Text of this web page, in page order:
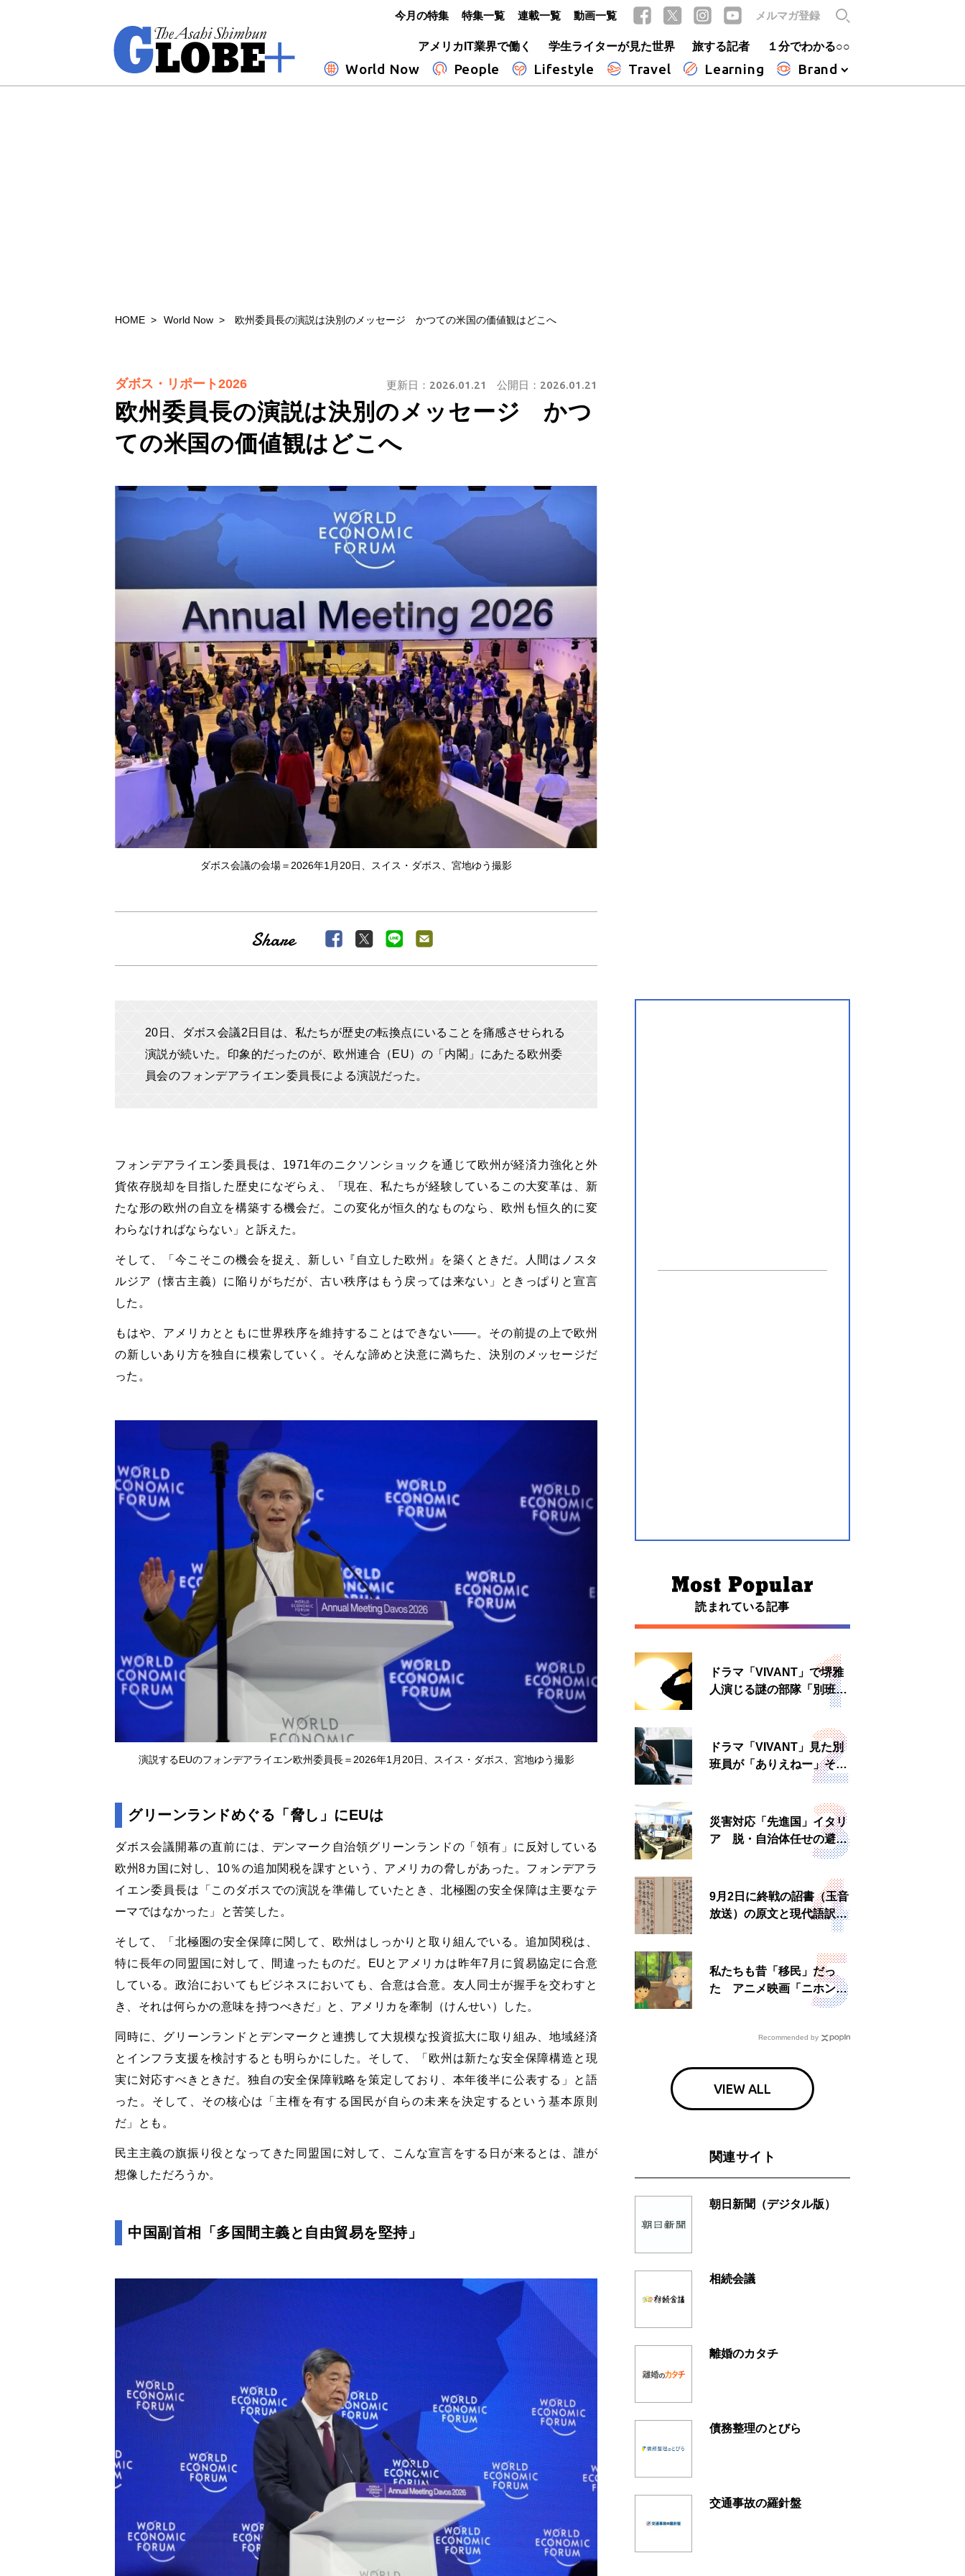
アメリカIT業界で働く
学生ライターが見た世界 旅する記者 １分でわかる○○
World Now People Lifestyle Travel Learning Brand
今月の特集 特集一覧 連載一覧 動画一覧 メルマガ登録
HOME World Now 欧州委員長の演説は決別のメッセージ かつての米国の価値観はどこへ
欧州委員長の演説は決別のメッセージ かつ
ての米国の価値観はどこへ
ダボス・リポート2026 更新日： 2026.01.21 公開日： 2026.01.21
ダボス会議の会場＝2026年1月20日、スイス・ダボス、宮地ゆう撮影
20日、ダボス会議2日目は、私たちが歴史の転換点にいることを痛感させられる
演説が続いた。印象的だったのが、欧州連合（EU）の「内閣」にあたる欧州委
員会のフォンデアライエン委員長による演説だった。
フォンデアライエン委員長は、1971年のニクソンショックを通じて欧州が経済力強化と外
貨依存脱却を目指した歴史になぞらえ、「現在、私たちが経験しているこの大変革は、新
たな形の欧州の自立を構築する機会だ。この変化が恒久的なものなら、欧州も恒久的に変
わらなければならない」と訴えた。
そして、「今こそこの機会を捉え、新しい『自立した欧州』を築くときだ。人間はノスタ
ルジア（懐古主義）に陥りがちだが、古い秩序はもう戻っては来ない」ときっぱりと宣言
した。
もはや、アメリカとともに世界秩序を維持することはできない――。その前提の上で欧州
の新しいあり方を独自に模索していく。そんな諦めと決意に満ちた、決別のメッセージだ
った。
演説するEUのフォンデアライエン欧州委員長＝2026年1月20日、スイス・ダボス、宮地ゆう撮影
グリーンランドめぐる「脅し」にEUは
ダボス会議開幕の直前には、デンマーク自治領グリーンランドの「領有」に反対している
欧州8カ国に対し、10％の追加関税を課すという、アメリカの脅しがあった。フォンデアラ
イエン委員長は「このダボスでの演説を準備していたとき、北極圏の安全保障は主要なテ
ーマではなかった」と苦笑した。
そして、「北極圏の安全保障に関して、欧州はしっかりと取り組んでいる。追加関税は、
特に長年の同盟国に対して、間違ったものだ。EUとアメリカは昨年7月に貿易協定に合意
している。政治においてもビジネスにおいても、合意は合意。友人同士が握手を交わすと
き、それは何らかの意味を持つべきだ」と、アメリカを牽制（けんせい）した。
同時に、グリーンランドとデンマークと連携して大規模な投資拡大に取り組み、地域経済
とインフラ支援を検討するとも明らかにした。そして、「欧州は新たな安全保障構造と現
実に対応すべきときだ。独自の安全保障戦略を策定しており、本年後半に公表する」と語
った。そして、その核心は「主権を有する国民が自らの未来を決定するという基本原則
だ」とも。
民主主義の旗振り役となってきた同盟国に対して、こんな宣言をする日が来るとは、誰が
想像しただろうか。
中国副首相「多国間主義と自由貿易を堅持」
読まれている記事
ドラマ「VIVANT」で堺雅
人演じる謎の部隊「別班」
は実在する？内情知る人物
ドラマ「VIVANT」見た別
班員が「ありえねー」その
理由とは 非公然組織ゆえ
災害対応「先進国」イタリ
ア 脱・自治体任せの避難
所運営、被災者への温かい
9月2日に終戦の詔書（玉音
放送）の原文と現代語訳を
読む もう一つの「終戦の
私たちも昔「移民」だっ
た アニメ映画「ニホンジ
Recommended by
VIEW ALL
関連サイト
朝日新聞（デジタル版）
相続会議
離婚のカタチ
債務整理のとびら
交通事故の羅針盤